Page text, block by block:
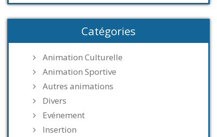
Catégories
Animation Culturelle
Animation Sportive
Autres animations
Divers
Evénement
Insertion